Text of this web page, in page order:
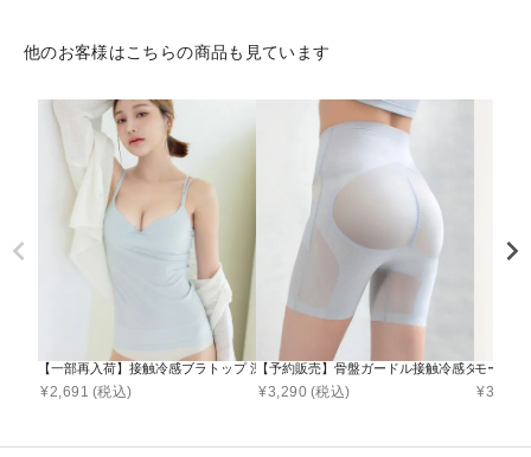
他のお客様はこちらの商品も見ています
【一部再入荷】接触冷感ブラトップ 深V型/U型/汗取りパッド付き 選べる3タイプ《
¥2,691 (税込)
【予約販売】骨盤ガードル接触冷感タイプ
¥3,290 (税込)
モーニン
¥3,178